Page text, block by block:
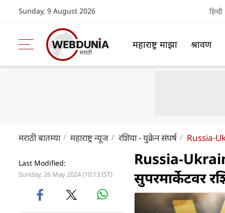
Sunday, 9 August 2026 हिन्दी
महाराष्ट्र माझा श्रावण
मराठी बातम्या महाराष्ट्र न्यूज रशिया - युक्रेन संघर्ष Russia-
Last Modified:
Sunday, 26 May 2024 (10:13 IST)
Russia-
सुपरमार्केटवर